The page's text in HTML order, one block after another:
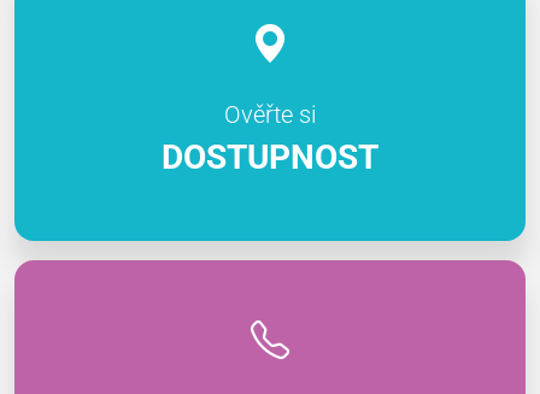
Ověřte si
DOSTUPNOST